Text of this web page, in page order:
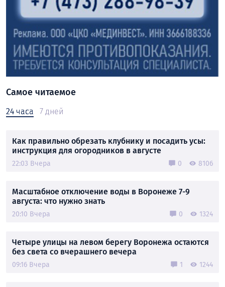
Самое читаемое
24 часа 7 дней
Как правильно обрезать клубнику и посадить усы:
инструкция для огородников в августе
22:03 Вчера 0 8106
Масштабное отключение воды в Воронеже 7-9
августа: что нужно знать
20:10 Вчера 0 1324
Четыре улицы на левом берегу Воронежа остаются
без света со вчерашнего вечера
09:16 Вчера 1 1244